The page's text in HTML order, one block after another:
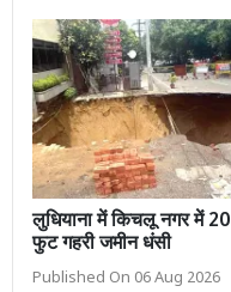
लुधियाना में किचलू नगर में 20
फुट गहरी जमीन धंसी
Published On 06 Aug 2026